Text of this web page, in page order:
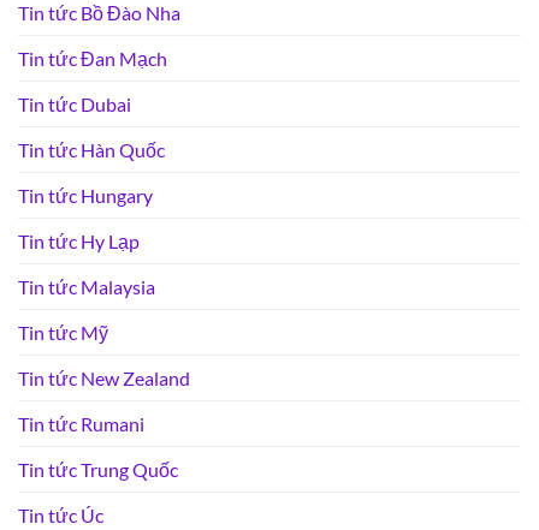
Tin tức Bồ Đào Nha
Tin tức Đan Mạch
Tin tức Dubai
Tin tức Hàn Quốc
Tin tức Hungary
Tin tức Hy Lạp
Tin tức Malaysia
Tin tức Mỹ
Tin tức New Zealand
Tin tức Rumani
Tin tức Trung Quốc
Tin tức Úc